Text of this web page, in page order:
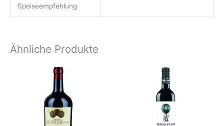
Speiseempfehlung
Ähnliche Produkte